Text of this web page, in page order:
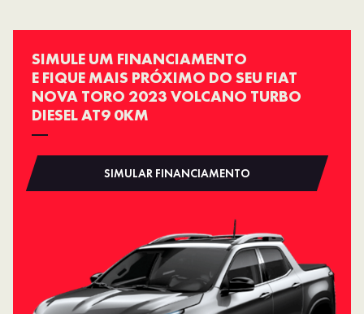
SIMULE UM FINANCIAMENTO
E FIQUE MAIS PRÓXIMO DO SEU FIAT
NOVA TORO 2023 VOLCANO TURBO
DIESEL AT9 0KM
SIMULAR FINANCIAMENTO